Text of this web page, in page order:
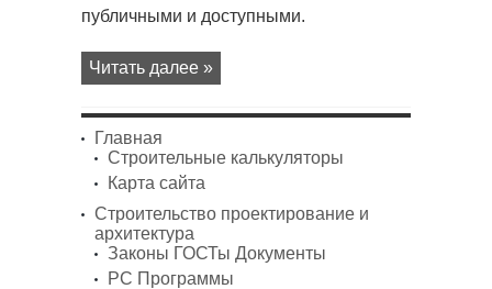
публичными и доступными.
Читать далее »
Главная
Строительные калькуляторы
Карта сайта
Строительство проектирование и
архитектура
Законы ГОСТы Документы
PC Программы